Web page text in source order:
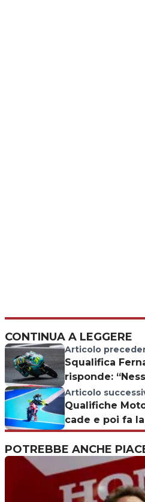
CONTINUA A LEGGERE
Articolo
Squalifica
risponde:
nota integrale
Articolo
Qualifiche
cade e poi fa
POTREBBE ANCHE